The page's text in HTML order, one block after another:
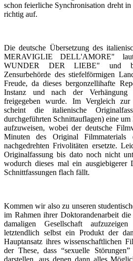
schon feierliche Synchronisation dreht in
richtig auf.
Die deutsche Übersetzung des
MERAVIGLIE DELL'AMORE"
WUNDER DER LIEBE" und
Zensurbehörde des stiefelförmigen
Freude, da dieses bergonzellihafte
Instanz und nach der Verhängung
freigegeben wurde. Im Vergleich zur
scheint die italienische
durchgeführten Schnittauflagen) eine
aufzuweisen, wobei der deutsche
Minuten des Original
nachgedrehten Frivolitäten ersetzte.
Originalfassung bis dato noch nicht
wodurch dieses mal ein ausgiebigerer
Schnittfassungen flach fällt.
Kommen wir also zu unseren
im Rahmen ihrer Doktorandenarbeit
damaligen Gesellschaft
letztendlich selbst ein Produkt der
Hauptansatz ihres wissenschaftlichen
der These, dass “sexuelle
darstellen, aus denen dann alles